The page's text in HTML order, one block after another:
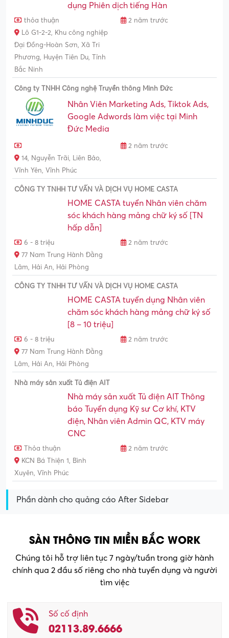
dụng Phiên dịch tiếng Hàn
thỏa thuận
2 năm trước
Lô G1-2-2, Khu công nghiệp
Đại Đồng-Hoàn Sơn, Xã Tri
Phương, Huyện Tiên Du, Tỉnh
Bắc Ninh
Công ty TNHH Công nghệ Truyền thông Minh Đức
Nhân Viên Marketing Ads, Tiktok Ads,
Google Adwords làm việc tại Minh
Đức Media
2 năm trước
14, Nguyễn Trãi, Liên Bảo,
Vĩnh Yên, Vĩnh Phúc
CÔNG TY TNHH TƯ VẤN VÀ DỊCH VỤ HOME CASTA
HOME CASTA tuyển Nhân viên chăm
sóc khách hàng mảng chữ ký số [TN
hấp dẫn]
6 - 8 triệu
2 năm trước
77 Nam Trung Hành Đằng
Lâm, Hải An, Hải Phòng
CÔNG TY TNHH TƯ VẤN VÀ DỊCH VỤ HOME CASTA
HOME CASTA tuyển dụng Nhân viên
chăm sóc khách hàng mảng chữ ký số
[8 – 10 triệu]
6 - 8 triệu
2 năm trước
77 Nam Trung Hành Đằng
Lâm, Hải An, Hải Phòng
Nhà máy sản xuất Tủ điện AIT
Nhà máy sản xuất Tủ điện AIT Thông
báo Tuyển dụng Kỹ sư Cơ khí, KTV
điện, Nhân viên Admin QC, KTV máy
CNC
Thỏa thuận
2 năm trước
KCN Bá Thiện 1, Bình
Xuyên, Vĩnh Phúc
Phần dành cho quảng cáo After Sidebar
SÀN THÔNG TIN MIỀN BẮC WORK
Chúng tôi hỗ trợ liên tục 7 ngày/tuần trong giờ hành
chính qua 2 đầu số riêng cho nhà tuyển dụng và người
tìm việc
Số cố định
02113.89.6666